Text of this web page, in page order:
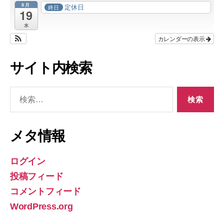
8月
19
水
終日 定休日
カレンダーの表示
サイト内検索
メタ情報
ログイン
投稿フィード
コメントフィード
WordPress.org